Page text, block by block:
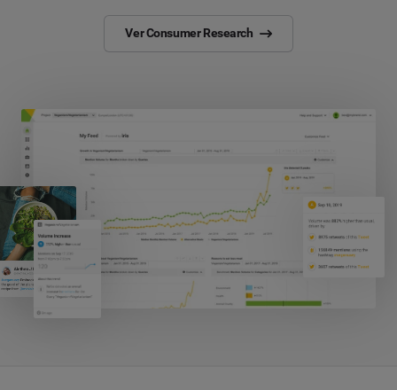
Ver Consumer Research